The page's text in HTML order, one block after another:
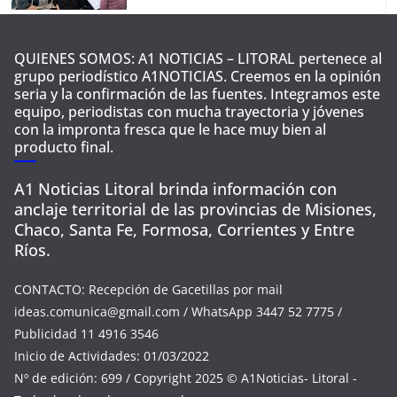
QUIENES SOMOS: A1 NOTICIAS – LITORAL pertenece al
grupo periodístico A1NOTICIAS. Creemos en la opinión
seria y la confirmación de las fuentes. Integramos este
equipo, periodistas con mucha trayectoria y jóvenes
con la impronta fresca que le hace muy bien al
producto final.
A1 Noticias Litoral brinda información con
anclaje territorial de las provincias de Misiones,
Chaco, Santa Fe, Formosa, Corrientes y Entre
Ríos.
CONTACTO: Recepción de Gacetillas por mail
ideas.comunica@gmail.com / WhatsApp 3447 52 7775 /
Publicidad 11 4916 3546
Inicio de Actividades: 01/03/2022
Nº de edición: 699 / Copyright 2025 © A1Noticias- Litoral -